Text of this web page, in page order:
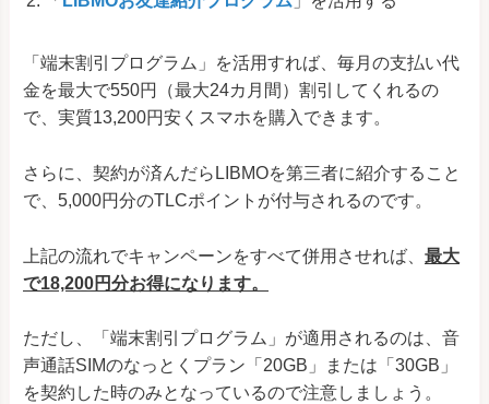
「端末割引プログラム」を活用すれば、毎月の支払い代
金を最大で550円（最大24カ月間）割引してくれるの
で、実質13,200円安くスマホを購入できます。
さらに、契約が済んだらLIBMOを第三者に紹介すること
で、5,000円分のTLCポイントが付与されるのです。
上記の流れでキャンペーンをすべて併用させれば、 最大
で18,200円分お得になります。
ただし、「端末割引プログラム」が適用されるのは、音
声通話SIMのなっとくプラン「20GB」または「30GB」
を契約した時のみとなっているので注意しましょう。